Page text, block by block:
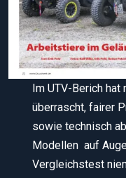
Im UTV-Berich hat
überrascht, fairer
sowie technisch
Modellen auf
Vergleichstest